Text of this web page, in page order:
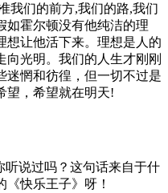
我们的前方,我们的路,我们
如霍尔顿没有他纯洁的理
想让他活下来。理想是人的
光明。我们的人生才刚刚
迷惘和彷徨，但一切不过是
望，希望就在明天!
听说过吗？这句话来自于什
快乐王子》呀！